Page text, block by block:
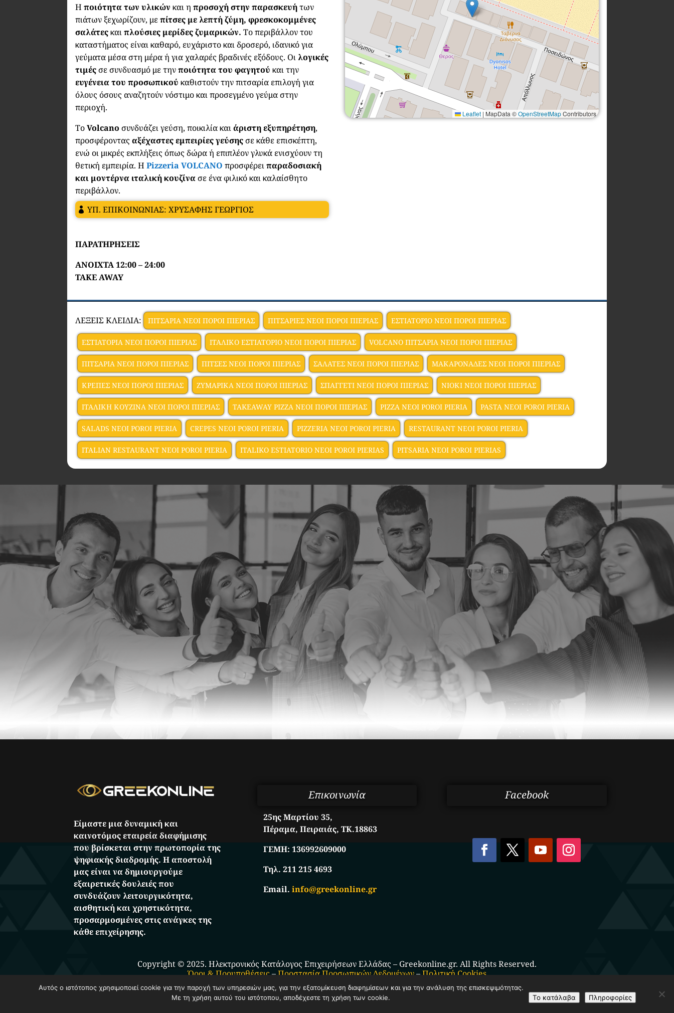
Ηποιότητα των υλικών και ηπροσοχή στην παρασκευήτων
πιάτων ξεχωρίζουν, μεπίτσες με λεπτή ζύμη, φρεσκοκομμένες
σαλάτεςκαιπλούσιες μερίδες ζυμαρικών. Το περιβάλλον του
καταστήματος είναι καθαρό, ευχάριστο και δροσερό, ιδανικό για
γεύματα μέσα στη μέρα ή για χαλαρές βραδινές εξόδους. Οι λογικές
τιμέςσε συνδυασμό με τηνποιότητα του φαγητούκαι την
ευγένεια του προσωπικού καθιστούν την πιτσαρία επιλογή για
όλους όσους αναζητούν νόστιμο και προσεγμένο γεύμα στην
περιοχή.
ΤοVolcano συνδυάζει γεύση, ποικιλία καιάριστη εξυπηρέτηση,
προσφέροντας αξέχαστες εμπειρίες γεύσηςσε κάθε επισκέπτη,
ενώ οι μικρές εκπλήξεις όπως δώρα ή επιπλέον γλυκά ενισχύουν τη
θετική εμπειρία. ΗPizzeria VOLCANO προσφέρειπαραδοσιακή
και μοντέρνα ιταλική κουζίνασε ένα φιλικό και καλαίσθητο
περιβάλλον.
ΥΠ. ΕΠΙΚΟΙΝΩΝΙΑΣ: ΧΡΥΣΑΦΗΣ ΓΕΩΡΓΙΟΣ
Leaflet | MapData ©OpenStreetMapContributors
ΠΑΡΑΤΗΡΗΣΕΙΣ
ANOIXTA 12:00 – 24:00
TAKE AWAY
ΛΕΞΕΙΣ ΚΛΕΙΔΙΑ: ΠΙΤΣΑΡΙΑ ΝΕΟΙ ΠΟΡΟΙ ΠΙΕΡΙΑΣ ΠΙΤΣΑΡΙΕΣ ΝΕΟΙ ΠΟΡΟΙ ΠΙΕΡΙΑΣ ΕΣΤΙΑΤΟΡΙΟ ΝΕΟΙ ΠΟΡΟΙ ΠΙΕΡΙΑΣ
ΕΣΤΙΑΤΟΡΙΑ ΝΕΟΙ ΠΟΡΟΙ ΠΙΕΡΙΑΣ ΙΤΑΛΙΚΟ ΕΣΤΙΑΤΟΡΙΟ ΝΕΟΙ ΠΟΡΟΙ ΠΙΕΡΙΑΣ VOLCANO ΠΙΤΣΑΡΙΑ ΝΕΟΙ ΠΟΡΟΙ ΠΙΕΡΙΑΣ
ΠΙΤΣΑΡΙΑ ΝΕΟΙ ΠΟΡΟΙ ΠΙΕΡΙΑΣ ΠΙΤΣΕΣ ΝΕΟΙ ΠΟΡΟΙ ΠΙΕΡΙΑΣ ΣΑΛΑΤΕΣ ΝΕΟΙ ΠΟΡΟΙ ΠΙΕΡΙΑΣ ΜΑΚΑΡΟΝΑΔΕΣ ΝΕΟΙ ΠΟΡΟΙ ΠΙΕΡΙΑΣ
ΚΡΕΠΕΣ ΝΕΟΙ ΠΟΡΟΙ ΠΙΕΡΙΑΣ ΖΥΜΑΡΙΚΑ ΝΕΟΙ ΠΟΡΟΙ ΠΙΕΡΙΑΣ ΣΠΑΓΓΕΤΙ ΝΕΟΙ ΠΟΡΟΙ ΠΙΕΡΙΑΣ ΝΙΟΚΙ ΝΕΟΙ ΠΟΡΟΙ ΠΙΕΡΙΑΣ
ΙΤΑΛΙΚΗ ΚΟΥΖΙΝΑ ΝΕΟΙ ΠΟΡΟΙ ΠΙΕΡΙΑΣ TAKEAWAY PIZZA ΝΕΟΙ ΠΟΡΟΙ ΠΙΕΡΙΑΣ PIZZA NEOI POROI PIERIA PASTA NEOI POROI PIERIA
SALADS NEOI POROI PIERIA CREPES NEOI POROI PIERIA PIZZERIA NEOI POROI PIERIA RESTAURANT NEOI POROI PIERIA
ITALIAN RESTAURANT NEOI POROI PIERIA ITALIKO ESTIATORIO NEOI POROI PIERIAS PITSARIA NEOI POROI PIERIAS
Είμαστε μια δυναμική και
καινοτόμος εταιρεία διαφήμισης
που βρίσκεται στην πρωτοπορία της
ψηφιακής διαδρομής. Η αποστολή
μας είναι να δημιουργούμε
εξαιρετικές δουλειές που
συνδυάζουν λειτουργικότητα,
αισθητική και χρηστικότητα,
προσαρμοσμένες στις ανάγκες της
κάθε επιχείρησης.
Επικοινωνία
25ης Μαρτίου 35,
Πέραμα, Πειραιάς, ΤΚ.18863
ΓΕΜΗ:136992609000
Τηλ. 211 215 4693
Email.info@greekonline.gr
Facebook
Copyright © 2025. Ηλεκτρονικός Κατάλογος Επιχειρήσεων Ελλάδας – Greekonline.gr. All Rights Reserved.
Όροι & Προυποθέσεις–Προστασία Προσωπικών Δεδομένων–Πολιτική Cookies
Αυτός ο ιστότοπος χρησιμοποιεί cookie για την παροχή των υπηρεσιών μας, για την εξατομίκευση διαφημίσεων και για την ανάλυση της επισκεψιμότητας.
Με τη χρήση αυτού του ιστότοπου, αποδέχεστε τη χρήση των cookie.
Το κατάλαβα Πληροφορίες